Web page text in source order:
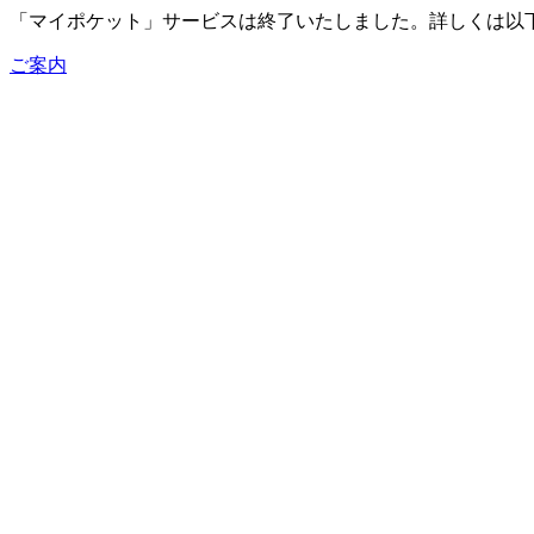
「マイポケット」サービスは終了いたしました。詳しくは以
ご案内